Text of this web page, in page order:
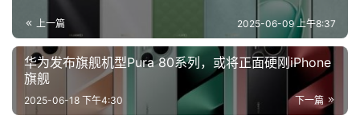
上一篇 2025-06-09 上午8:37
华为发布旗舰机型Pura 80系列，或将正面硬刚iPhone
旗舰
下一篇
2025-06-18 下午4:30